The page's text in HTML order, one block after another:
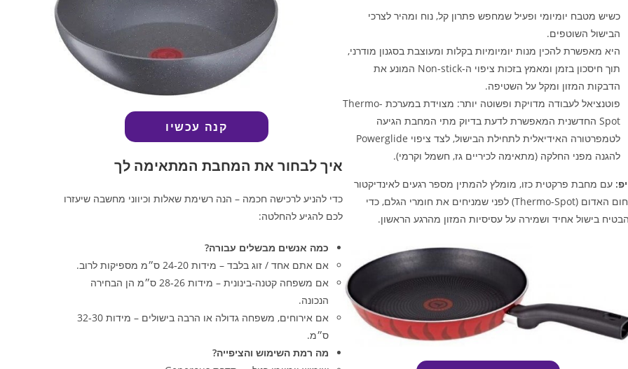
כשיש מטבח יומיומי ופעיל שמחפש פתרון קל, נוח ומהיר לצרכי
הבישול השוטפים.
היא מאפשרת להכין מנות יומיומיות בקלות ומעוצבת בסגנון מודרני,
תוך חיסכון בזמן ומאמץ בזכות ציפוי ה-Non-stick המונע את
הדבקות המזון ומקל על השטיפה.
פוטנציאל לעבודה מדויקת ופשוטה יותר: מצוידת במערכת Thermo-
Spot החדשנית המאפשרת לדעת בדיוק מתי המחבת הגיעה
לטמפרטורה האידיאלית לתחילת הבישול, לצד ציפוי Powerglide
להגנה מפני החלקה (מתאימה לכיריים גז, חשמל וקרמי).
עם מחבת פרקטית כזו, מומלץ להמתין מספר רגעים לאינדיקטור
החום האדום (Thermo-Spot) לפני שמניחים את חומרי הגלם, כדי
בישול אחיד ושמירה על עסיסיות המזון מהרגע הראשון.
קנה עכשיו
איך לבחור את המחבת המתאימה לך
כדי להניע לרכישה חכמה – הנה רשימת שאלות וכיווני מחשבה שיעזרו
לכם להגיע להחלטה:
כמה אנשים מבשלים עבורה?
אם אתם אחד / זוג בלבד – מידות 20‑24 ס״מ מספיקות לרוב.
אם משפחה קטנה‑בינונית – מידות 26‑28 ס״מ הן הבחירה
הנכונה.
אם אירוחים, משפחה גדולה או הרבה בישולים – מידות 30‑32
ס״מ.
מה רמת השימוש והציפייה?